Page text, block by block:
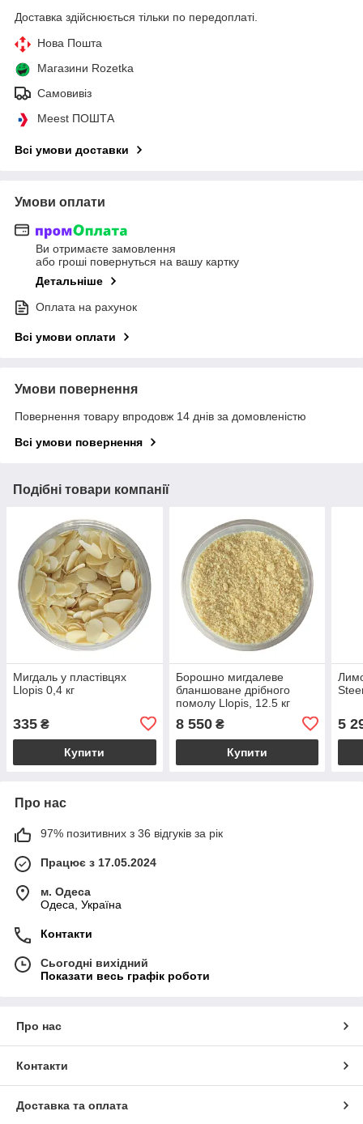
Доставка здійснюється тільки по передоплаті.
Нова Пошта
Магазини Rozetka
Самовивіз
Meest ПОШТА
Всі умови доставки
Умови оплати
Ви отримаєте замовлення
або гроші повернуться на вашу картку
Детальніше
Оплата на рахунок
Всі умови оплати
Умови повернення
Повернення товару впродовж 14 днів за домовленістю
Всі умови повернення
Подібні товари компанії
Мигдаль у пластівцях
Llopis 0,4 кг
335 ₴
Купити
Борошно мигдалеве
бланшоване дрібного
помолу Llopis, 12.5 кг
8 550₴
Купити
5
Про нас
97% позитивних з 36 відгуків за рік
Працює з 17.05.2024
м. Одеса
Одеса, Україна
Контакти
Сьогодні вихідний
Показати весь графік роботи
Про нас
Контакти
Доставка та оплата